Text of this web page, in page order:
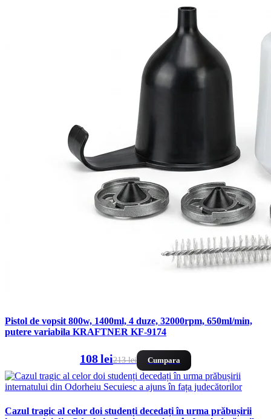
Pistol de vopsit 800w, 1400ml, 4 duze, 32000rpm, 650ml/min,
putere variabila KRAFTNER KF-9174
108 lei213 lei Cumpara
Cazul tragic al celor doi studenți decedați în urma prăbușirii